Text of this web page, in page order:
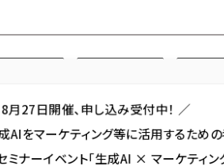
ゴリ／種別 から探す セミナー／
月27日開催、申し込み受付中！ ／
AIをマーケティング等に活用するため
ミナーイベント「生成AI × マーケティン